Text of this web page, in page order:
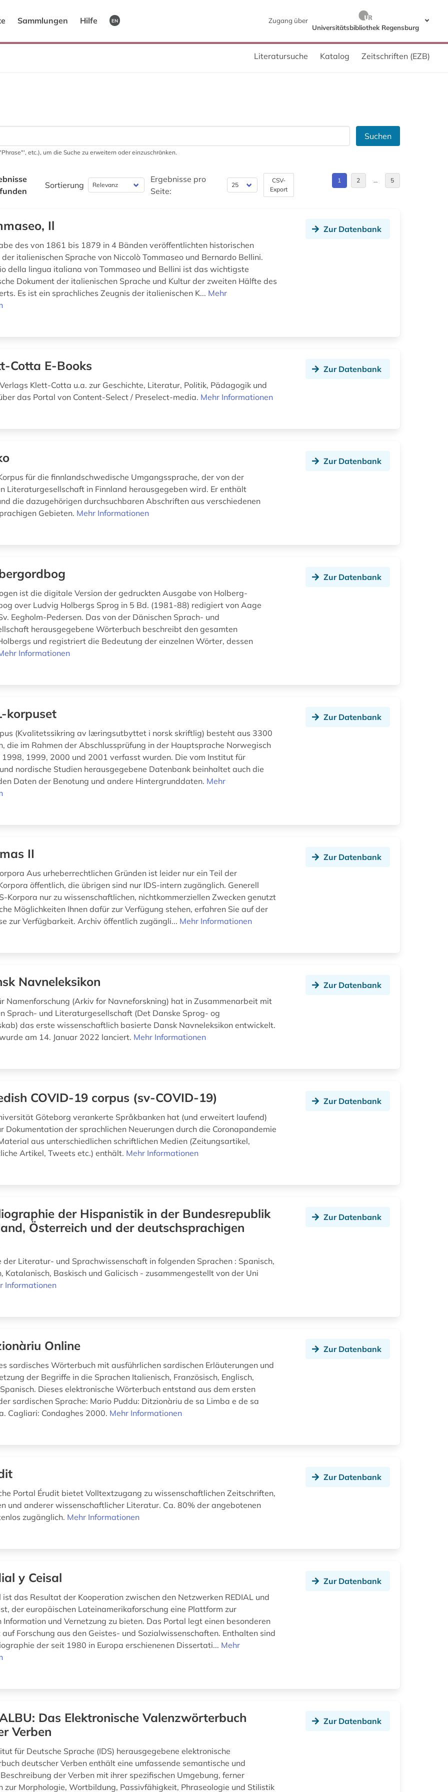
Sammlungen Hilfe EN
Zugang über
Universitätsbibliothek Regensburg
Literatursuche Katalog Zeitschriften (EZB)
Suchen
etc.), um die Suche zu erweitern oder einzuschränken.
Sortierung
Ergebnisse pro
Seite:
CSV-
Export
1 2 … 5
Il
des von 1861 bis 1879 in 4 Bänden veröffentlichten historischen
italienischen Sprache von Niccolò Tommaseo und Bernardo Bellini.
della lingua italiana von Tommaseo und Bellini ist das wichtigste
Dokument der italienischen Sprache und Kultur der zweiten Hälfte des
Es ist ein sprachliches Zeugnis der italienischen K... Mehr
Zur Datenbank
Cotta E-Books
Klett-Cotta u.a. zur Geschichte, Literatur, Politik, Pädagogik und
das Portal von Content-Select / Preselect-media. Mehr Informationen
Zur Datenbank
für die finnlandschwedische Umgangssprache, der von der
Literaturgesellschaft in Finnland herausgegeben wird. Er enthält
die dazugehörigen durchsuchbaren Abschriften aus verschiedenen
Gebieten. Mehr Informationen
Zur Datenbank
ist die digitale Version der gedruckten Ausgabe von Holberg-
over Ludvig Holbergs Sprog in 5 Bd. (1981-88) redigiert von Aage
Eegholm-Pedersen. Das von der Dänischen Sprach- und
herausgegebene Wörterbuch beschreibt den gesamten
und registriert die Bedeutung der einzelnen Wörter, dessen
Informationen
Zur Datenbank
korpuset
(Kvalitetssikring av læringsutbyttet i norsk skriftlig) besteht aus 3300
die im Rahmen der Abschlussprüfung in der Hauptsprache Norwegisch
1998, 1999, 2000 und 2001 verfasst wurden. Die vom Institut für
nordische Studien herausgegebene Datenbank beinhaltet auch die
Daten der Benotung und andere Hintergrunddaten. Mehr
Zur Datenbank
II
Aus urheberrechtlichen Gründen ist leider nur ein Teil der
öffentlich, die übrigen sind nur IDS-intern zugänglich. Generell
Korpora nur zu wissenschaftlichen, nichtkommerziellen Zwecken genutzt
Möglichkeiten Ihnen dafür zur Verfügung stehen, erfahren Sie auf der
zur Verfügbarkeit. Archiv öffentlich zugängli... Mehr Informationen
Zur Datenbank
Navneleksikon
Namenforschung (Arkiv for Navneforskning) hat in Zusammenarbeit mit
Sprach- und Literaturgesellschaft (Det Danske Sprog- og
das erste wissenschaftlich basierte Dansk Navneleksikon entwickelt.
am 14. Januar 2022 lanciert. Mehr Informationen
Zur Datenbank
COVID-19 corpus (sv-COVID-19)
Göteborg verankerte Språkbanken hat (und erweitert laufend)
Dokumentation der sprachlichen Neuerungen durch die Coronapandemie
aus unterschiedlichen schriftlichen Medien (Zeitungsartikel,
Artikel, Tweets etc.) enthält. Mehr Informationen
Zur Datenbank
der Hispanistik in der Bundesrepublik
Österreich und der deutschsprachigen
der Literatur- und Sprachwissenschaft in folgenden Sprachen : Spanisch,
Katalanisch, Baskisch und Galicisch - zusammengestellt von der Uni
Informationen
Zur Datenbank
Online
sardisches Wörterbuch mit ausführlichen sardischen Erläuterungen und
der Begriffe in die Sprachen Italienisch, Französisch, Englisch,
Dieses elektronische Wörterbuch entstand aus dem ersten
sardischen Sprache: Mario Puddu: Ditzionàriu de sa Limba e de sa
Cagliari: Condaghes 2000. Mehr Informationen
Zur Datenbank
Portal Érudit bietet Volltextzugang zu wissenschaftlichen Zeitschriften,
und anderer wissenschaftlicher Literatur. Ca. 80% der angebotenen
zugänglich. Mehr Informationen
Zur Datenbank
y Ceisal
ist das Resultat der Kooperation zwischen den Netzwerken REDIAL und
der europäischen Lateinamerikaforschung eine Plattform zur
Information und Vernetzung zu bieten. Das Portal legt einen besonderen
Forschung aus den Geistes- und Sozialwissenschaften. Enthalten sind
der seit 1980 in Europa erschienenen Dissertati... Mehr
Zur Datenbank
Das Elektronische Valenzwörterbuch
Verben
für Deutsche Sprache (IDS) herausgegebene elektronische
deutscher Verben enthält eine umfassende semantische und
der Verben mit ihrer spezifischen Umgebung, ferner
zur Morphologie, Wortbildung, Passivfähigkeit, Phraseologie und Stilistik
Zur Datenbank